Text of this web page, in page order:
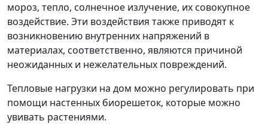
мороз, тепло, солнечное излучение, их совокупное
воздействие. Эти воздействия также приводят к
возникновению внутренних напряжений в
материалах, соответственно, являются причиной
неожиданных и нежелательных повреждений.
Тепловые нагрузки на дом можно регулировать при
помощи настенных биорешеток, которые можно
увивать растениями.